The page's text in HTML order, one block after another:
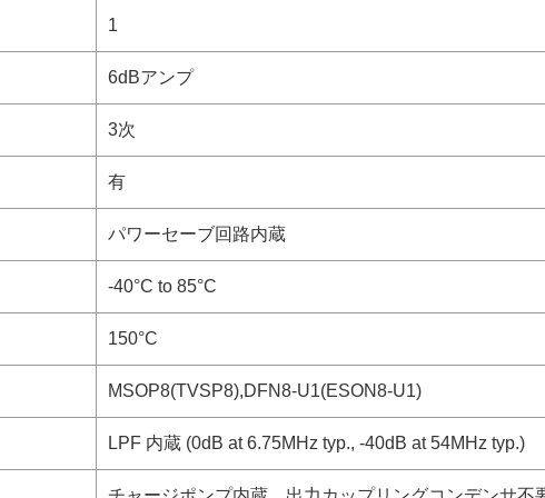
1
6dBアンプ
3次
有
パワーセーブ回路内蔵
-40°C to 85°C
150°C
MSOP8(TVSP8),DFN8-U1(ESON8-U1)
LPF 内蔵 (0dB at 6.75MHz typ., -40dB at 54MHz typ.)